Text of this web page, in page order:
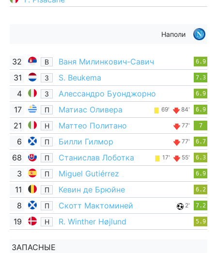
Наполи
32 В Ваня Милинкович-Савич 6.9
31 З S. Beukema 7.3
4 З Алессандро Буонджорно 6.9
17 П Матиас Оливера 69' 84' 6.9
21 Н Маттео Политано 77' 7
6 П Билли Гилмор 77' 6.7
68 П Станислав Лоботка 17' 55' 6.3
3 П Miguel Gutiérrez 6.9
11 П Кевин де Брюйне 6.2
8 П Скотт Мактоминей 2' 7.2
19 Н R. Winther Højlund 5.9
ЗАПАСНЫЕ